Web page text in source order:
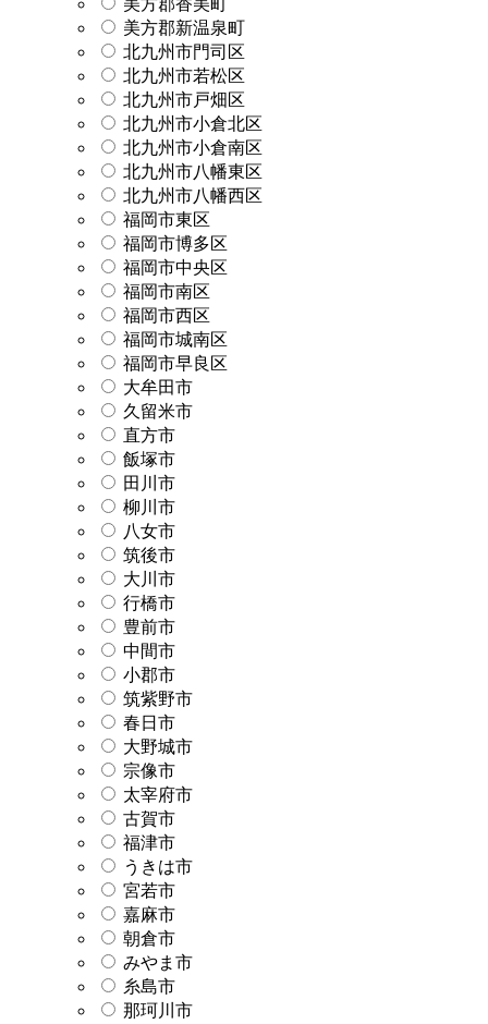
美方郡新温泉町
北九州市門司区
北九州市若松区
北九州市戸畑区
北九州市小倉北区
北九州市小倉南区
北九州市八幡東区
北九州市八幡西区
福岡市東区
福岡市博多区
福岡市中央区
福岡市南区
福岡市西区
福岡市城南区
福岡市早良区
大牟田市
久留米市
直方市
飯塚市
田川市
柳川市
八女市
筑後市
大川市
行橋市
豊前市
中間市
小郡市
筑紫野市
春日市
大野城市
宗像市
太宰府市
古賀市
福津市
うきは市
宮若市
嘉麻市
朝倉市
みやま市
糸島市
那珂川市